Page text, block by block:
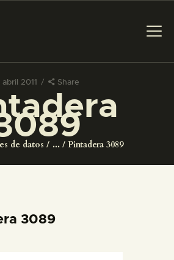
abril 2011 Share
de datos ... Pintadera 3089
LA VISITA
3089